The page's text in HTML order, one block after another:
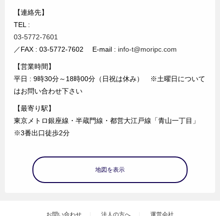
【連絡先】
TEL :
03-5772-7601
／FAX : 03-5772-7602 E-mail : info-t@moripc.com
【営業時間】
平日 : 9時30分～18時00分（日祝は休み） ※土曜日について
はお問い合わせ下さい
【最寄り駅】
東京メトロ銀座線・半蔵門線・都営大江戸線「青山一丁目」
※3番出口徒歩2分
地図を表示
お問い合わせ 法人の方へ 運営会社